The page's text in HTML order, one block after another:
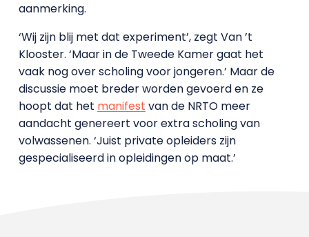
aanmerking.
‘Wij zijn blij met dat experiment’, zegt Van ’t
Klooster. ‘Maar in de Tweede Kamer gaat het
vaak nog over scholing voor jongeren.’ Maar de
discussie moet breder worden gevoerd en ze
hoopt dat het manifest van de NRTO meer
aandacht genereert voor extra scholing van
volwassenen. ‘Juist private opleiders zijn
gespecialiseerd in opleidingen op maat.’